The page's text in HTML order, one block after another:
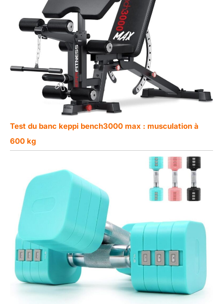
Test du banc keppi bench3000 max : musculation à
600 kg